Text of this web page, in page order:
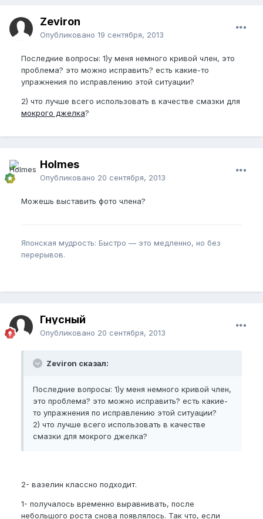
Zeviron
Опубликовано 19 сентября, 2013
Последние вопросы: 1)у меня немного кривой член, это
проблема? это можно исправить? есть какие-то
упражнения по исправлению этой ситуации?
2) что лучше всего использовать в качестве смазки для
мокрого джелка?
Holmes
Опубликовано 20 сентября, 2013
Можешь выставить фото члена?
Японская мудрость: Быстро — это медленно, но без
перерывов.
Гнусный
Опубликовано 20 сентября, 2013
Zeviron сказал:
Последние вопросы: 1)у меня немного кривой член,
это проблема? это можно исправить? есть какие-
то упражнения по исправлению этой ситуации?
2) что лучше всего использовать в качестве
смазки для мокрого джелка?
2- вазелин классно подходит.
1- получалось временно выравнивать, после
небольшого роста снова появлялось. Так что, если